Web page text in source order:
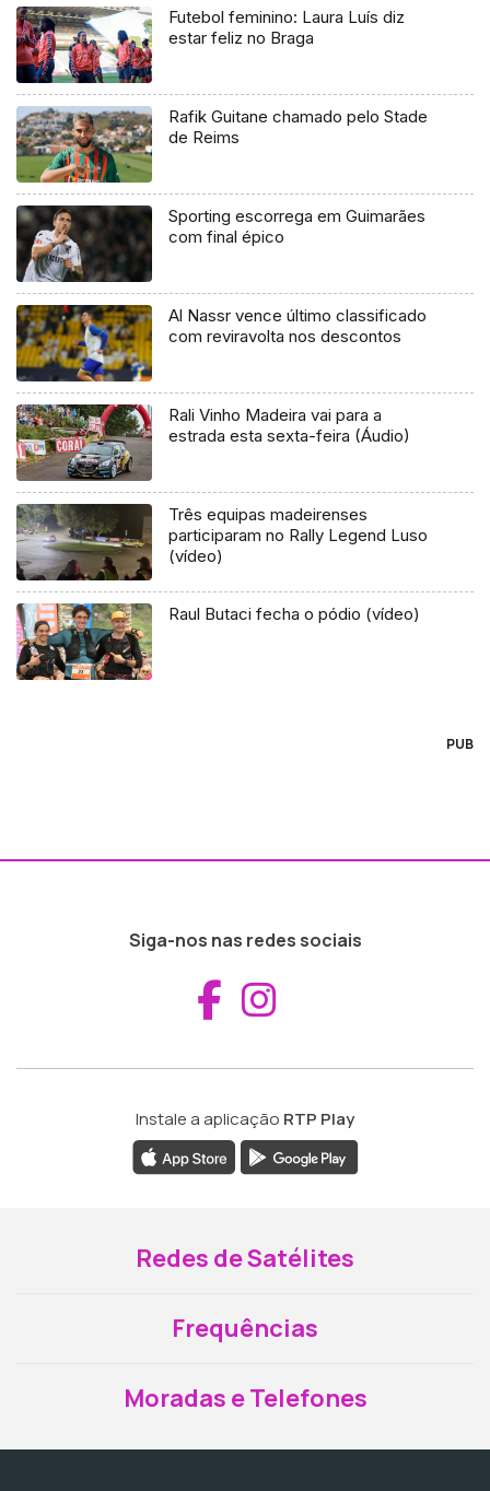
Futebol feminino: Laura Luís diz
estar feliz no Braga
Rafik Guitane chamado pelo Stade
de Reims
Sporting escorrega em Guimarães
com final épico
Al Nassr vence último classificado
com reviravolta nos descontos
Rali Vinho Madeira vai para a
estrada esta sexta-feira (Áudio)
Três equipas madeirenses
participaram no Rally Legend Luso
(vídeo)
Raul Butaci fecha o pódio (vídeo)
PUB
Siga-nos nas redes sociais
Aceder ao
Instale a aplicação RTP Play
Redes de Satélites
Frequências
Moradas e Telefones